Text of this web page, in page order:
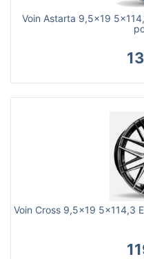
Voin Astarta 9,5x19
Voin Cross 9,5x19 5x114,3